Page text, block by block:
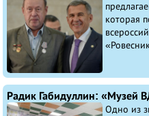
которая
Одно из